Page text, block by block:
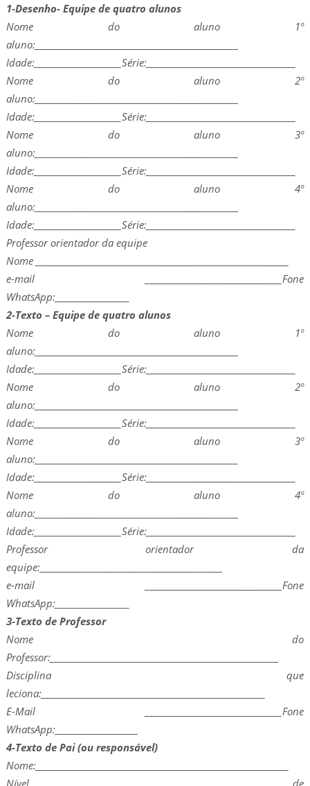
1-Desenho- Equipe de quatro alunos
Nome do aluno 1º
aluno:_________________________________________________
Idade:_____________________Série:____________________________________
Nome do aluno 2º
aluno:_________________________________________________
Idade:_____________________Série:____________________________________
Nome do aluno 3º
aluno:_________________________________________________
Idade:_____________________Série:____________________________________
Nome do aluno 4º
aluno:_________________________________________________
Idade:_____________________Série:____________________________________
Professor orientador da equipe
Nome _____________________________________________________________
e-mail _________________________________Fone
WhatsApp:__________________
2-Texto – Equipe de quatro alunos
Nome do aluno 1º
aluno:_________________________________________________
Idade:_____________________Série:____________________________________
Nome do aluno 2º
aluno:_________________________________________________
Idade:_____________________Série:____________________________________
Nome do aluno 3º
aluno:_________________________________________________
Idade:_____________________Série:____________________________________
Nome do aluno 4º
aluno:_________________________________________________
Idade:_____________________Série:____________________________________
Professor orientador da
equipe:____________________________________________
e-mail _________________________________Fone
WhatsApp:__________________
3-Texto de Professor
Nome do
Professor:_______________________________________________________
Disciplina que
leciona:______________________________________________________
E-Mail _________________________________Fone
WhatsApp:____________________
4-Texto de Pai (ou responsável)
Nome:_____________________________________________________________
Nível de